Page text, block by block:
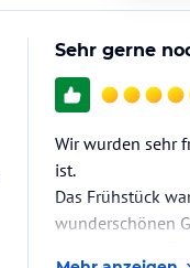
Sehr gerne
Wir wurden sehr
ist.
Das Frühstück
wunderschönen